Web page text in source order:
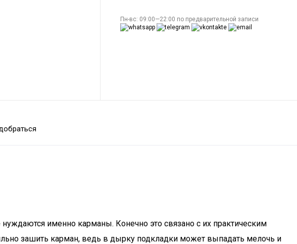
Пн-вс: 09:00—22:00 по предварительной записи
именно карманы. Конечно это связано с их практическим
зашить карман, ведь в дырку подкладки может выпадать мелочь и